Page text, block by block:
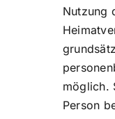
Nutzung
möglich.
Person